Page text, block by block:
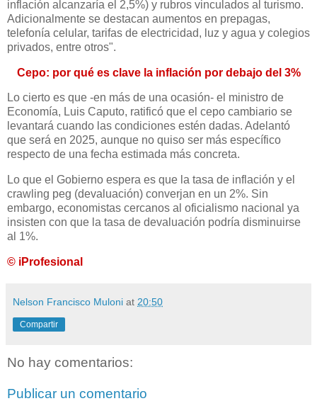
inflación alcanzaría el 2,5%) y rubros vinculados al turismo.
Adicionalmente se destacan aumentos en prepagas,
telefonía celular, tarifas de electricidad, luz y agua y colegios
privados, entre otros".
Cepo: por qué es clave la inflación por debajo del 3%
Lo cierto es que -en más de una ocasión- el ministro de
Economía, Luis Caputo, ratificó que el cepo cambiario se
levantará cuando las condiciones estén dadas. Adelantó
que será en 2025, aunque no quiso ser más específico
respecto de una fecha estimada más concreta.
Lo que el Gobierno espera es que la tasa de inflación y el
crawling peg (devaluación) converjan en un 2%. Sin
embargo, economistas cercanos al oficialismo nacional ya
insisten con que la tasa de devaluación podría disminuirse
al 1%.
© iProfesional
Nelson Francisco Muloni at 20:50
Compartir
No hay comentarios:
Publicar un comentario